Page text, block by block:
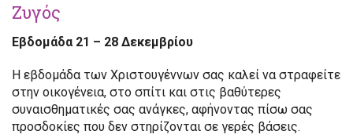
Ζυγός
Εβδομάδα 21 – 28 Δεκεμβρίου
Η εβδομάδα των Χριστουγέννων σας καλεί να στραφείτε
στην οικογένεια, στο σπίτι και στις βαθύτερες
συναισθηματικές σας ανάγκες, αφήνοντας πίσω σας
προσδοκίες που δεν στηρίζονται σε γερές βάσεις.